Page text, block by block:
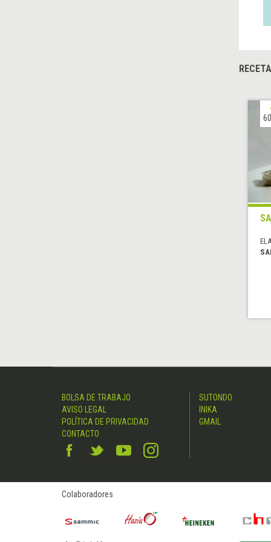
BOLSA DE TRABAJO
AVISO LEGAL
POLÍTICA DE PRIVACIDAD
CONTACTO
SUTONDO
INIKA
GMAIL
Colaboradores